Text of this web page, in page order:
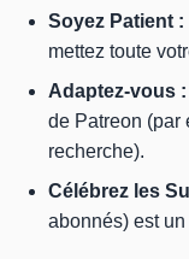
Soyez Patient :
mettez toute
Adaptez-vous :
de Patreon (par
recherche).
Célébrez les
abonnés) est